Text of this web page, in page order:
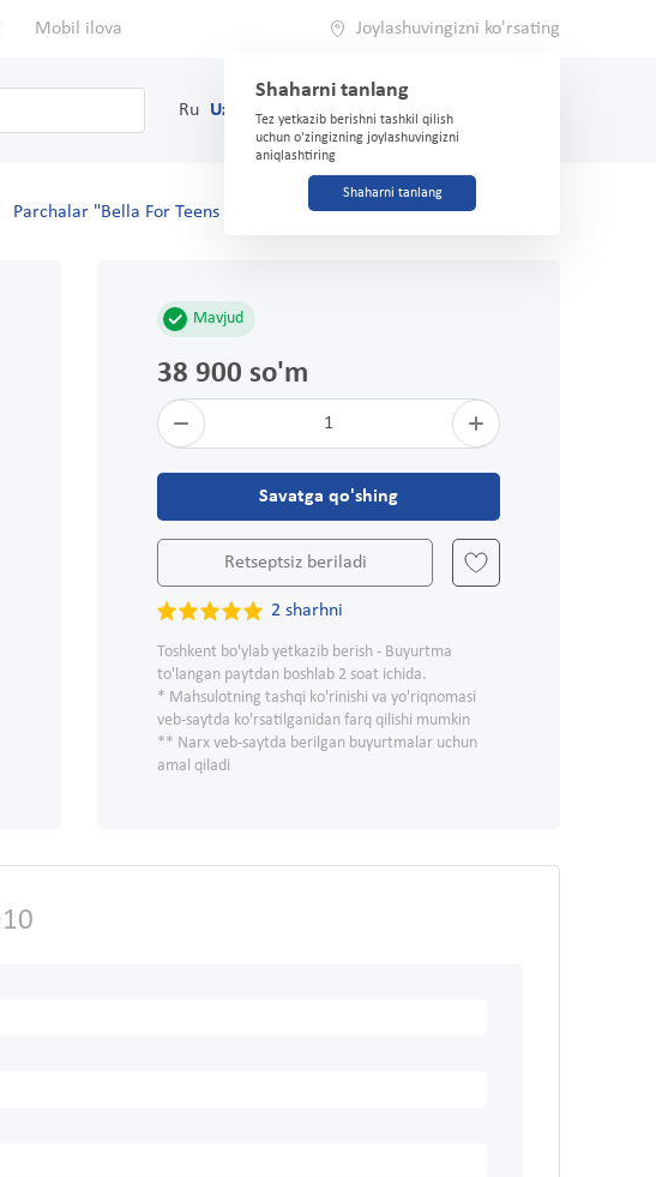
Mobil ilova Joylashuvingizni ko'rsating
Shaharni tanlang
Tez yetkazib berishni tashkil qilish
uchun o'zingizning joylashuvingizni
aniqlashtiring
Shaharni tanlang
Ru Uz (71) 200-03-03
Parchalar "Bella For Teens Ultra Sensit" №10
Mavjud
38 900 so'm
1
Savatga qo'shing
Retseptsiz beriladi
2 sharhni
Toshkent bo'ylab yetkazib berish - Buyurtma
to'langan paytdan boshlab 2 soat ichida.
* Mahsulotning tashqi ko'rinishi va yo'riqnomasi
veb-saytda ko'rsatilganidan farq qilishi mumkin
** Narx veb-saytda berilgan buyurtmalar uchun
amal qiladi